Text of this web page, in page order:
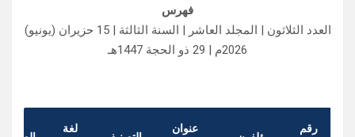
فهرس
العدد الثلاثون | المجلد العاشر | السنة الثالثة | 15 حزيران (يونيو)
2026م | 29 ذو الحجة 1447هـ
رقم
عنوان
لغة